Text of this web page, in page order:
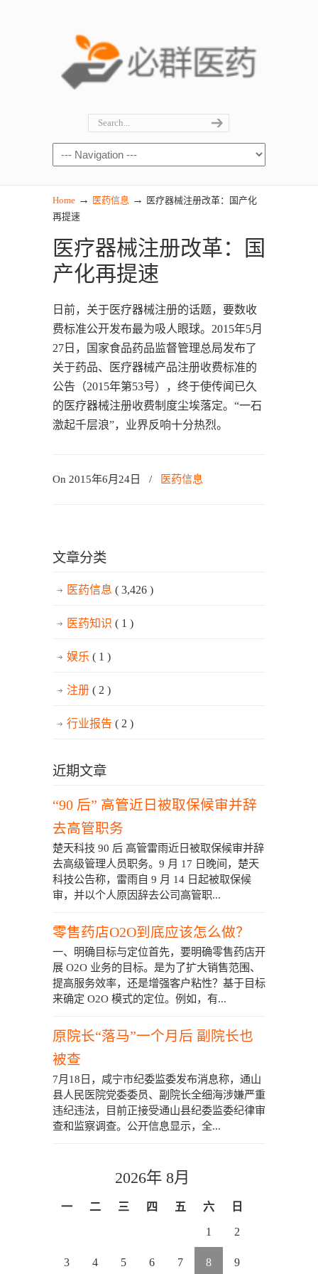
Home → 医药信息 → 医疗器械注册改革：国产化
再提速
医疗器械注册改革：国
产化再提速
日前，关于医疗器械注册的话题，要数收
费标准公开发布最为吸人眼球。2015年5月
27日，国家食品药品监督管理总局发布了
关于药品、医疗器械产品注册收费标准的
公告（2015年第53号），终于使传闻已久
的医疗器械注册收费制度尘埃落定。“一石
激起千层浪”，业界反响十分热烈。
On 2015年6月24日 / 医药信息
文章分类
医药信息 ( 3,426 )
医药知识 ( 1 )
娱乐 ( 1 )
注册 ( 2 )
行业报告 ( 2 )
近期文章
“90 后” 高管近日被取保候审并辞
去高管职务
楚天科技 90 后 高管雷雨近日被取保候审并辞
去高级管理人员职务。9 月 17 日晚间，楚天
科技公告称，雷雨自 9 月 14 日起被取保候
审，并以个人原因辞去公司高管职...
零售药店O2O到底应该怎么做？
一、明确目标与定位首先，要明确零售药店开
展 O2O 业务的目标。是为了扩大销售范围、
提高服务效率，还是增强客户粘性？基于目标
来确定 O2O 模式的定位。例如，有...
原院长“落马”一个月后 副院长也
被查
7月18日，咸宁市纪委监委发布消息称，通山
县人民医院党委委员、副院长全细海涉嫌严重
违纪违法，目前正接受通山县纪委监委纪律审
查和监察调查。公开信息显示，全...
2026年 8月
一 二 三 四 五 六 日
1 2
3 4 5 6 7 8 9